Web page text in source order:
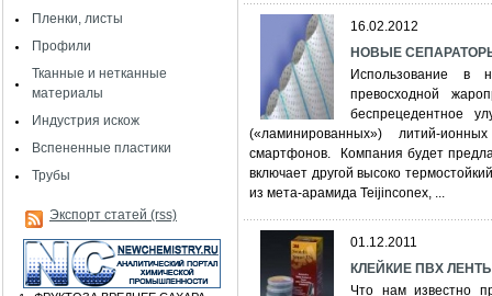
Пленки, листы
Профили
Тканные и нетканные
материалы
Индустрия искож
Вспененные пластики
Трубы
Экспорт статей (rss)
16.02.2012
НОВЫЕ
Использование в
превосходной
беспрецедентное
(«ламинированных») литий-
смартфонов. Компания будет
включает другой высоко
из мета-арамида Teijinconex, ...
01.12.2011
КЛЕЙКИЕ ПВХ ЛЕНТЫ
Что нам известно